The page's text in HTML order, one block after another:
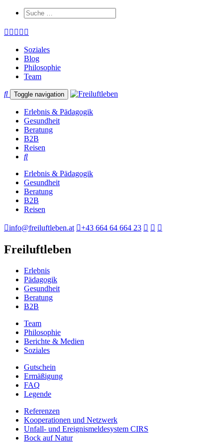
Soziales
Blog
Philosophie
Team
Toggle navigation
Erlebnis & Pädagogik
Gesundheit
Beratung
B2B
Reisen
Erlebnis & Pädagogik
Gesundheit
Beratung
B2B
Reisen
info@freiluftleben.at +43 664 64 664 23
Freiluftleben
Erlebnis
Pädagogik
Gesundheit
Beratung
B2B
Team
Philosophie
Berichte & Medien
Soziales
Gutschein
Ermäßigung
FAQ
Legende
Referenzen
Kooperationen und Netzwerk
Unfall- und Ereignismeldesystem CIRS
Bock auf Natur